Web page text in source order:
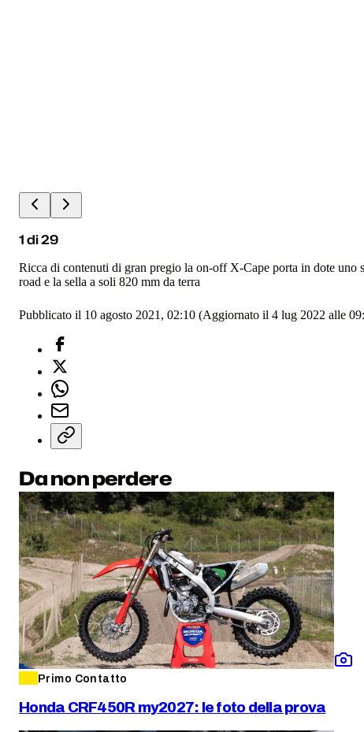
1di29
Ricca di contenuti di gran pregio la on-off X-Cape porta in dote
road e la sella a soli 820 mm da terra
Pubblicato il 10 agosto 2021, 02:10 (Aggiornato il 4 lug 2022 alle
Da non perdere
Primo Contatto
Honda CRF450R my2027: le foto della prova